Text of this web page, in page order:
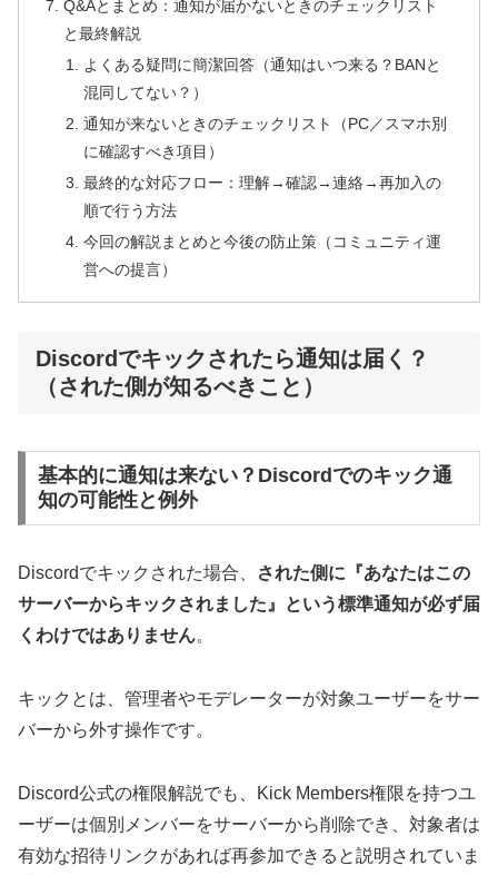
Q&Aとまとめ：通知が届かないときのチェックリスト
と最終解説
よくある疑問に簡潔回答（通知はいつ来る？BANと
混同してない？）
通知が来ないときのチェックリスト（PC／スマホ別
に確認すべき項目）
最終的な対応フロー：理解→確認→連絡→再加入の
順で行う方法
今回の解説まとめと今後の防止策（コミュニティ運
営への提言）
Discordでキックされたら通知は届く？
（された側が知るべきこと）
基本的に通知は来ない？Discordでのキック通
知の可能性と例外
Discordでキックされた場合、
された側に『あなたはこの
サーバーからキックされました』という標準通知が必ず届
くわけではありません。
キックとは、管理者やモデレーターが対象ユーザーをサー
バーから外す操作です。
Discord公式の権限解説でも、Kick Members権限を持つユ
ーザーは個別メンバーをサーバーから削除でき、対象者は
有効な招待リンクがあれば再参加できると説明されていま